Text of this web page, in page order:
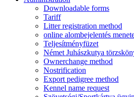
Downloadable forms
Tariff
Litter registration method
online alombejelentés
Teljesítményfüzet
Német Juhászkutya
Ownerchange method
Nostrification
Export pedigree method
Kennel name request